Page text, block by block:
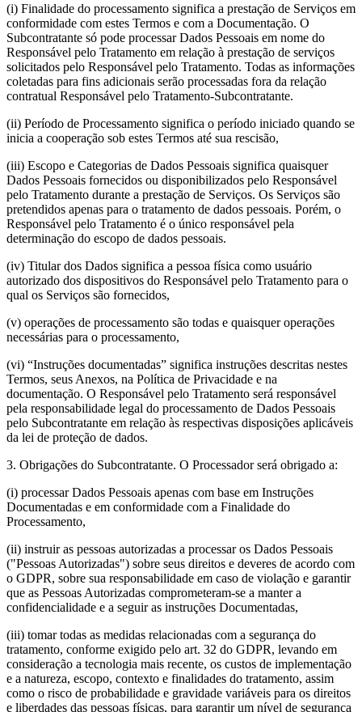
(i) Finalidade do processamento significa a prestação de Serviços em
conformidade com estes Termos e com a Documentação. O
Subcontratante só pode processar Dados Pessoais em nome do
Responsável pelo Tratamento em relação à prestação de serviços
solicitados pelo Responsável pelo Tratamento. Todas as informações
coletadas para fins adicionais serão processadas fora da relação
contratual Responsável pelo Tratamento-Subcontratante.
(ii) Período de Processamento significa o período iniciado quando se
inicia a cooperação sob estes Termos até sua rescisão,
(iii) Escopo e Categorias de Dados Pessoais significa quaisquer
Dados Pessoais fornecidos ou disponibilizados pelo Responsável
pelo Tratamento durante a prestação de Serviços. Os Serviços são
pretendidos apenas para o tratamento de dados pessoais. Porém, o
Responsável pelo Tratamento é o único responsável pela
determinação do escopo de dados pessoais.
(iv) Titular dos Dados significa a pessoa física como usuário
autorizado dos dispositivos do Responsável pelo Tratamento para o
qual os Serviços são fornecidos,
(v) operações de processamento são todas e quaisquer operações
necessárias para o processamento,
(vi) “Instruções documentadas” significa instruções descritas nestes
Termos, seus Anexos, na Política de Privacidade e na
documentação. O Responsável pelo Tratamento será responsável
pela responsabilidade legal do processamento de Dados Pessoais
pelo Subcontratante em relação às respectivas disposições aplicáveis
da lei de proteção de dados.
3. Obrigações do Subcontratante. O Processador será obrigado a:
(i) processar Dados Pessoais apenas com base em Instruções
Documentadas e em conformidade com a Finalidade do
Processamento,
(ii) instruir as pessoas autorizadas a processar os Dados Pessoais
("Pessoas Autorizadas") sobre seus direitos e deveres de acordo com
o GDPR, sobre sua responsabilidade em caso de violação e garantir
que as Pessoas Autorizadas comprometeram-se a manter a
confidencialidade e a seguir as instruções Documentadas,
(iii) tomar todas as medidas relacionadas com a segurança do
tratamento, conforme exigido pelo art. 32 do GDPR, levando em
consideração a tecnologia mais recente, os custos de implementação
e a natureza, escopo, contexto e finalidades do tratamento, assim
como o risco de probabilidade e gravidade variáveis para os direitos
e liberdades das pessoas físicas, para garantir um nível de segurança